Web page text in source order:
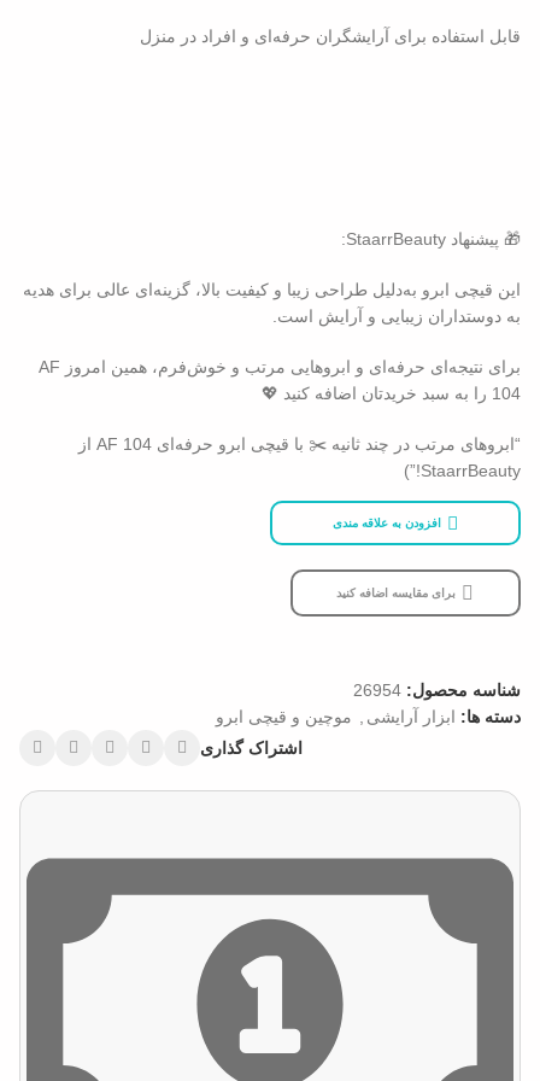
قابل استفاده برای آرایشگران حرفه‌ای و افراد در منزل
🎁 پیشنهاد StaarrBeauty:
این قیچی ابرو به‌دلیل طراحی زیبا و کیفیت بالا، گزینه‌ای عالی برای هدیه
به دوستداران زیبایی و آرایش است.
برای نتیجه‌ای حرفه‌ای و ابروهایی مرتب و خوش‌فرم، همین امروز AF
104 را به سبد خریدتان اضافه کنید 💖
“ابروهای مرتب در چند ثانیه ✂️ با قیچی ابرو حرفه‌ای AF 104 از
StaarrBeauty!”)
افزودن به علاقه مندی
برای مقایسه اضافه کنید
شناسه محصول: 26954
دسته ها: ابزار آرایشی
موچین و قیچی ابرو
اشتراک گذاری